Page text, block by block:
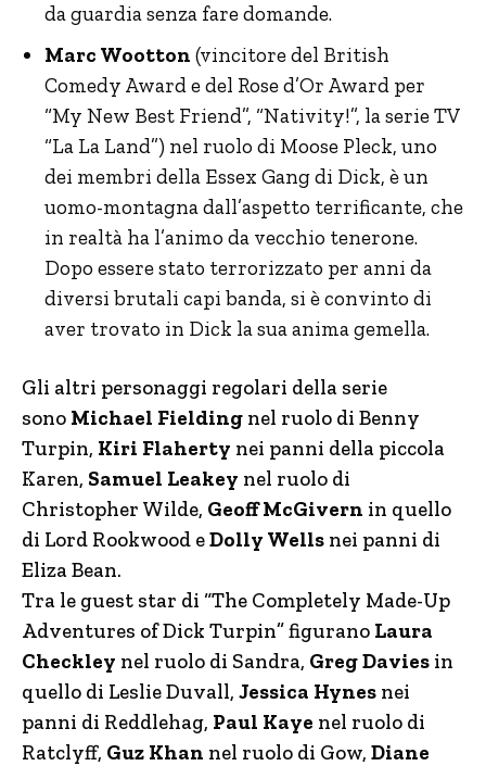
da guardia senza fare domande.
Marc Wootton (vincitore del British
Comedy Award e del Rose d’Or Award per
“My New Best Friend”, “Nativity!”, la serie TV
“La La Land”) nel ruolo di Moose Pleck, uno
dei membri della Essex Gang di Dick, è un
uomo-montagna dall’aspetto terrificante, che
in realtà ha l’animo da vecchio tenerone.
Dopo essere stato terrorizzato per anni da
diversi brutali capi banda, si è convinto di
aver trovato in Dick la sua anima gemella.
Gli altri personaggi regolari della serie
sono Michael Fielding nel ruolo di Benny
Turpin, Kiri Flaherty nei panni della piccola
Karen, Samuel Leakey nel ruolo di
Christopher Wilde, Geoff McGivern in quello
di Lord Rookwood eDolly Wells nei panni di
Eliza Bean.
Tra le guest star di “The Completely Made-Up
Adventures of Dick Turpin” figurano Laura
Checkley nel ruolo di Sandra, Greg Davies in
quello di Leslie Duvall, Jessica Hynes nei
panni di Reddlehag, Paul Kaye nel ruolo di
Ratclyff, Guz Khan nel ruolo di Gow, Diane